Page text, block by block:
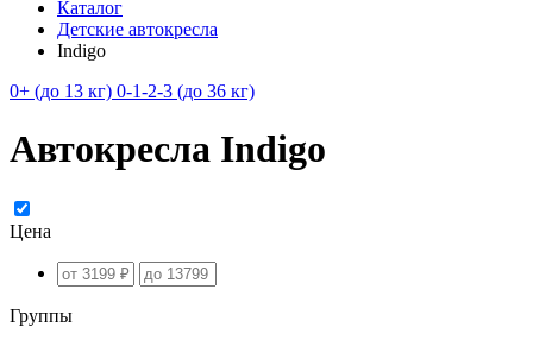
Каталог
Детские автокресла
Indigo
0+ (до 13 кг) 0-1-2-3 (до 36 кг)
Автокресла Indigo
Цена
Группы